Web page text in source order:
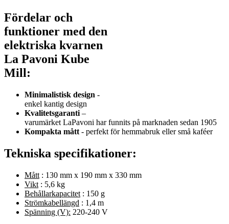
Fördelar och
funktioner med den
elektriska kvarnen
La Pavoni Kube
Mill:
Minimalistisk design -
enkel kantig design
Kvalitetsgaranti –
varumärket LaPavoni har funnits på marknaden sedan 1905
Kompakta mått - perfekt för hemmabruk eller små kaféer
Tekniska specifikationer:
Mått : 130 mm x 190 mm x 330 mm
Vikt : 5,6 kg
Behållarkapacitet : 150 g
Strömkabellängd : 1,4 m
Spänning (V): 220-240 V